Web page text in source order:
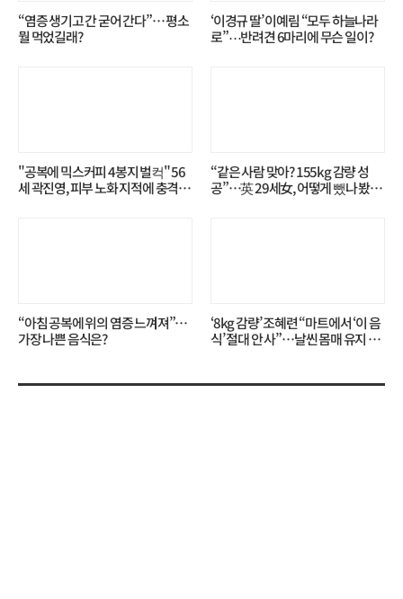
“염증 생기고 간 굳어 간다”… 평소
뭘 먹었길래?
‘이경규 딸’ 이예림 “모두 하늘나라
로”⋯반려견 6마리에 무슨 일이?
"공복에 믹스커피 4봉지 벌컥" 56
세 곽진영, 피부 노화 지적에 충격…
“같은 사람 맞아? 155kg 감량 성
공”…英 29세女, 어떻게 뺐나 봤더
“아침 공복에 위의 염증 느껴져”…
가장 나쁜 음식은?
‘8kg 감량’ 조혜련 “마트에서 ‘이 음
식’ 절대 안 사”…날씬 몸매 유지 비